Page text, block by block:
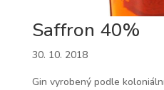
Saffron 40%
30. 10. 2018
Gin vyrobený podle